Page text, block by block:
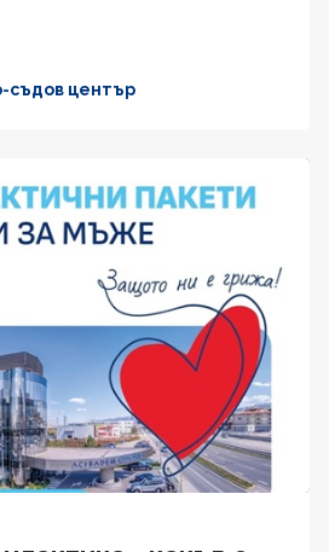
съдов център